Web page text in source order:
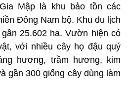
Mập là khu bảo tồn các
Đông Nam bộ. Khu du lịch
25.602 ha. Vườn hiện có
với nhiều cây họ đậu quý
hương, trầm hương, kim
gần 300 giống cây dùng làm